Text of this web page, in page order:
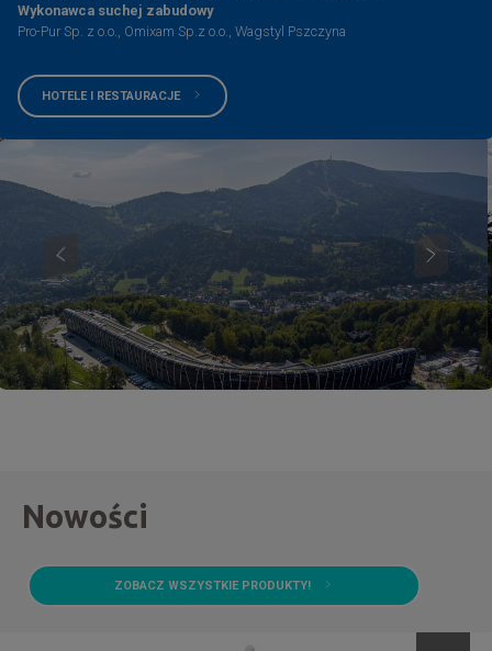
Wykonawca suchej zabudowy
Pro-Pur Sp. z o.o., Omixam Sp.z o.o., Wagstyl Pszczyna
HOTELE I RESTAURACJE
Nowości
ZOBACZ WSZYSTKIE PRODUKTY!